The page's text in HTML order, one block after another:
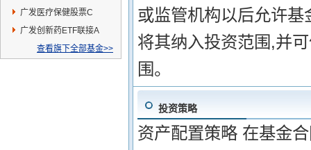
广发医疗保健股票C
广发创新药ETF联接A
查看旗下全部基金>>
或监管机构以后允许
将其纳入投资范围,并
围。
投资策略
资产配置策略 在基金